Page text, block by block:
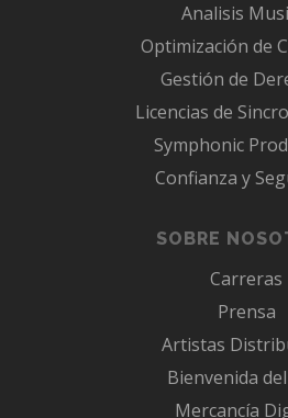
Analisis
Optimización de
Gestión de
Licencias de
Symphonic
Confianza y
SOBRE
Carreras
Prensa
Artistas
Bienvenida del
Mercancía